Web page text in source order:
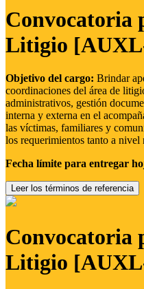
Convocatoria
Litigio
Objetivo del cargo: Brindar
coordinaciones del área de
administrativos, gestión
interna y externa en el
las víctimas, familiares y
los requerimientos tanto a
Fecha límite para entregar
Leer los términos de referencia
Convocatoria
Litigio